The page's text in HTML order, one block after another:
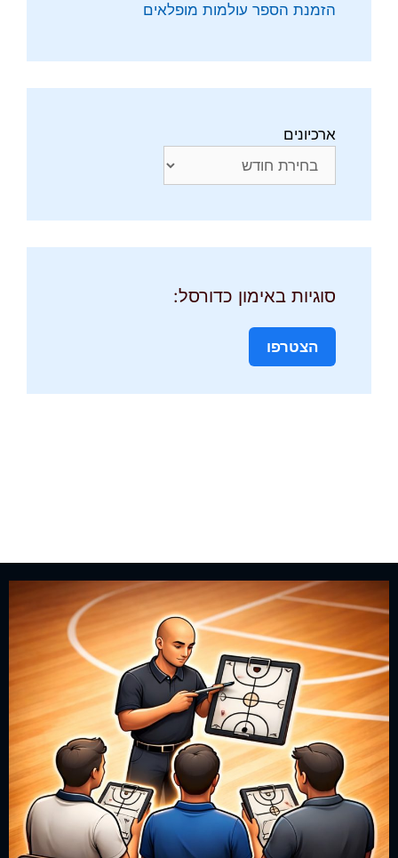
הזמנת הספר עולמות מופלאים
ארכיונים
סוגיות באימון כדורסל:
הצטרפו